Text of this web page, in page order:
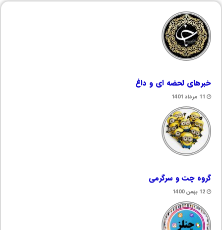
خبرهای لحضه ای و داغ
11 مرداد 1401
گروه چت و سرگرمی
12 بهمن 1400